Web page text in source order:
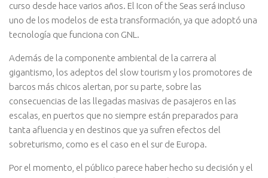
curso desde hace varios años. El Icon of the Seas será incluso
uno de los modelos de esta transformación, ya que adoptó una
tecnología que funciona con GNL.
Además de la componente ambiental de la carrera al
gigantismo, los adeptos del slow tourism y los promotores de
barcos más chicos alertan, por su parte, sobre las
consecuencias de las llegadas masivas de pasajeros en las
escalas, en puertos que no siempre están preparados para
tanta afluencia y en destinos que ya sufren efectos del
sobreturismo, como es el caso en el sur de Europa.
Por el momento, el público parece haber hecho su decisión y el